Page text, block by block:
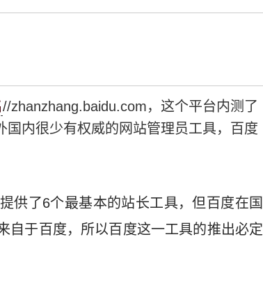
//zhanzhang.baidu.com，这个平台内测了
内很少有权威的网站管理员工具，百度
供了6个最基本的站长工具，但百度在国
自于百度，所以百度这一工具的推出必定